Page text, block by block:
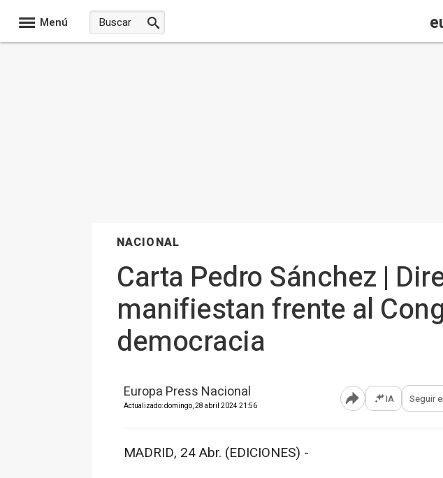
Menú
NACIONAL
Carta Pedro Sánchez |
manifiestan frente al
democracia
Europa Press Nacional
Actualizado: domingo, 28 abril 2024 21:56 Abrir opciones para
IA Seguir
MADRID, 24 Abr. (EDICIONES) -